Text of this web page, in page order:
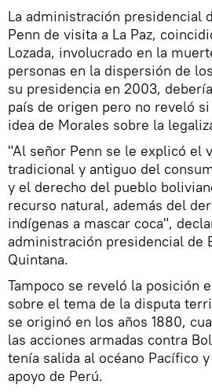
La administración presidencial
Penn de visita a La Paz,
Lozada, involucrado en la
personas en la dispersión de
su presidencia en 2003,
país de origen pero no reveló
idea de Morales sobre la
"Al señor Penn se le explicó el
tradicional y antiguo del
y el derecho del pueblo
recurso natural, además del
indígenas a mascar coca",
administración presidencial de
Quintana.
Tampoco se reveló la posición
sobre el tema de la disputa
se originó en los años 1880,
las acciones armadas contra
tenía salida al océano Pacífico
apoyo de Perú.